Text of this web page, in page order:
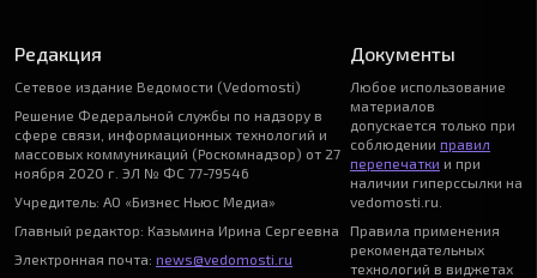
Редакция
Сетевое издание Ведомости (Vedomosti)
Решение Федеральной службы по надзору в
сфере связи, информационных технологий и
массовых коммуникаций (Роскомнадзор) от 27
ноября 2020 г. ЭЛ № ФС 77-79546
Учредитель: АО «Бизнес Ньюс Медиа»
Главный редактор: Казьмина Ирина Сергеевна
Электронная почта: news@vedomosti.ru
Документы
Любое использование
материалов
допускается только при
соблюдении правил
перепечатки и при
наличии гиперссылки на
vedomosti.ru.
Правила применения
рекомендательных
технологий в виджетах